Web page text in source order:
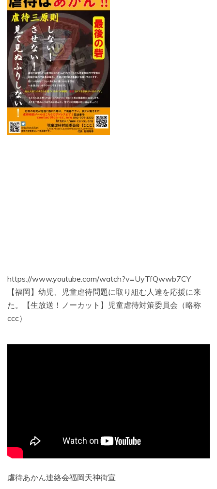
https://www.youtube.com/watch?v=UyTfQwwb7CY
【福岡】幼児、児童虐待問題に取り組む人達を応援に来
た。【生放送！ノーカット】児童虐待対策委員会（略称
ccc）
虐待あかん連絡会福岡天神街宣